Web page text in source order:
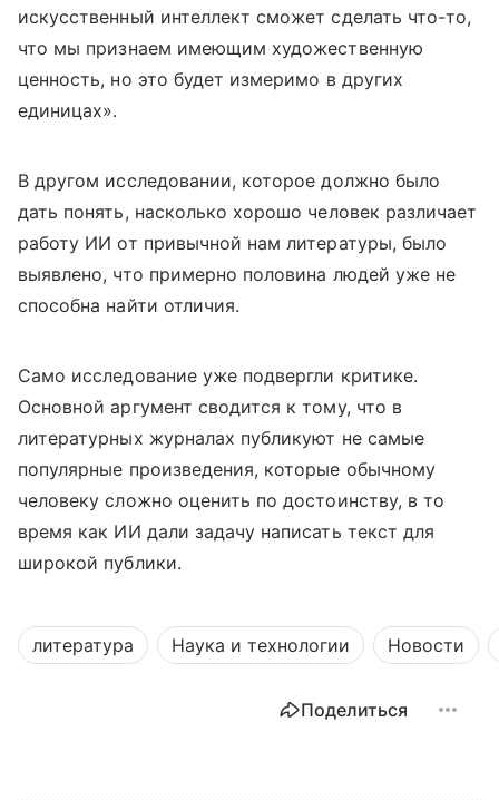
искусственный интеллект сможет сделать что-то,
что мы признаем имеющим художественную
ценность, но это будет измеримо в других
единицах».
В другом исследовании, которое должно было
дать понять, насколько хорошо человек различает
работу ИИ от привычной нам литературы, было
выявлено, что примерно половина людей уже не
способна найти отличия.
Само исследование уже подвергли критике.
Основной аргумент сводится к тому, что в
литературных журналах публикуют не самые
популярные произведения, которые обычному
человеку сложно оценить по достоинству, в то
время как ИИ дали задачу написать текст для
широкой публики.
литература Наука и технологии Новости
Поделиться